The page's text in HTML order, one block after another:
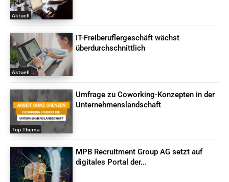
Aktuell
Aktuell
IT-Freiberuflergeschäft wächst
überdurchschnittlich
Top Thema
Umfrage zu Coworking-Konzepten in der
Unternehmenslandschaft
MPB Recruitment Group AG setzt auf
digitales Portal der...